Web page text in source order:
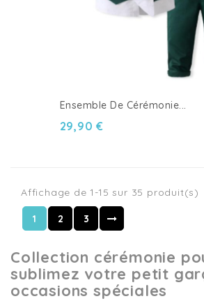
Ensemble De Cérémonie...
29,90 €
Affichage de 1-15 sur 35 produit(s)
1 2 3
Collection cérémonie
sublimez votre petit
occasions spéciales